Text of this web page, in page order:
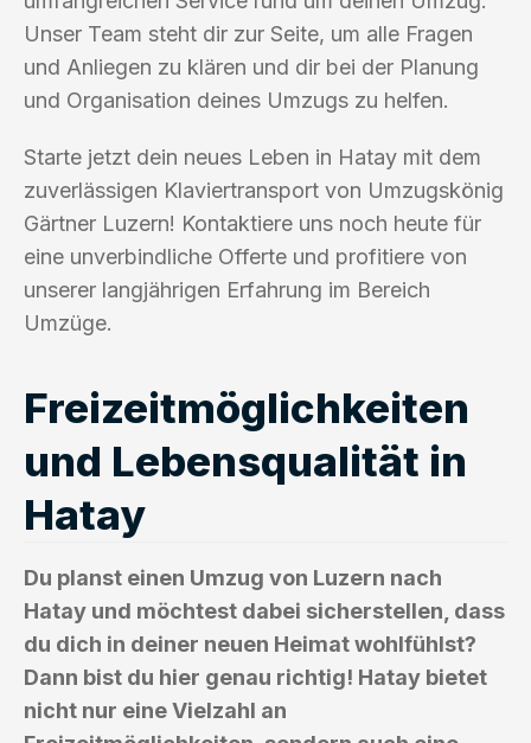
Unser Team steht dir zur Seite, um alle Fragen
und Anliegen zu klären und dir bei der Planung
und Organisation deines Umzugs zu helfen.
Starte jetzt dein neues Leben in Hatay mit dem
zuverlässigen Klaviertransport von Umzugskönig
Gärtner Luzern! Kontaktiere uns noch heute für
eine unverbindliche Offerte und profitiere von
unserer langjährigen Erfahrung im Bereich
Umzüge.
Freizeitmöglichkeiten
und Lebensqualität in
Hatay
Du planst einen Umzug von Luzern nach
Hatay und möchtest dabei sicherstellen, dass
du dich in deiner neuen Heimat wohlfühlst?
Dann bist du hier genau richtig! Hatay bietet
nicht nur eine Vielzahl an